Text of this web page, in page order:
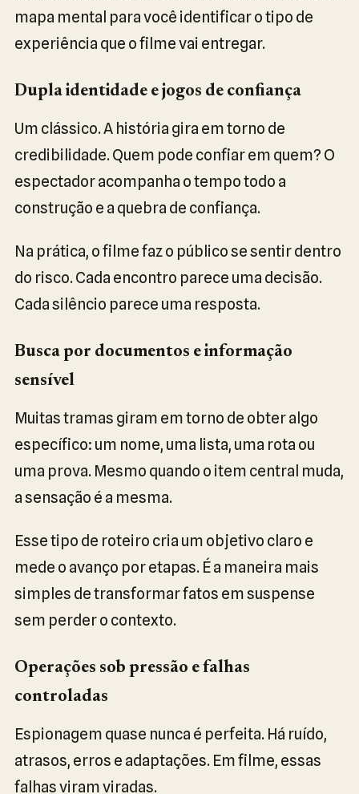
mapa mental para você identificar o tipo de
experiência que o filme vai entregar.
Dupla identidade e jogos de confiança
Um clássico. A história gira em torno de
credibilidade. Quem pode confiar em quem? O
espectador acompanha o tempo todo a
construção e a quebra de confiança.
Na prática, o filme faz o público se sentir dentro
do risco. Cada encontro parece uma decisão.
Cada silêncio parece uma resposta.
Busca por documentos e informação
sensível
Muitas tramas giram em torno de obter algo
específico: um nome, uma lista, uma rota ou
uma prova. Mesmo quando o item central muda,
a sensação é a mesma.
Esse tipo de roteiro cria um objetivo claro e
mede o avanço por etapas. É a maneira mais
simples de transformar fatos em suspense
sem perder o contexto.
Operações sob pressão e falhas
controladas
Espionagem quase nunca é perfeita. Há ruído,
atrasos, erros e adaptações. Em filme, essas
falhas viram viradas.